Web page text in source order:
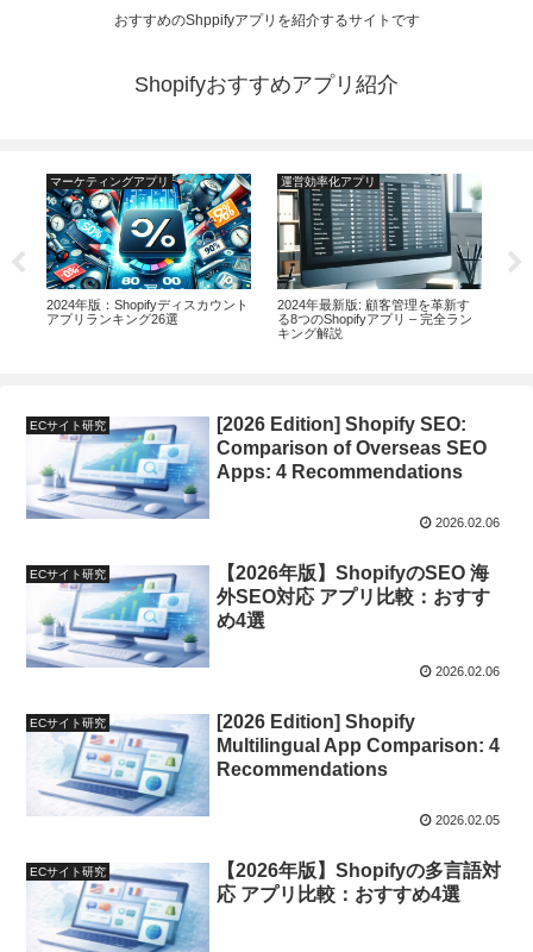
おすすめのShppifyアプリを紹介するサイトです
Shopifyおすすめアプリ紹介
マーケティングアプリ
2024年版：Shopifyディスカウント
アプリランキング26選
運営効率化アプリ
2024年最新版: 顧客管理を革新す
る8つのShopifyアプリ – 完全ラン
キング解説
ECサイト研究
[2026 Edition] Shopify SEO:
Comparison of Overseas SEO
Apps: 4 Recommendations
2026.02.06
ECサイト研究
【2026年版】ShopifyのSEO 海
外SEO対応 アプリ比較：おすす
め4選
2026.02.06
ECサイト研究
[2026 Edition] Shopify
Multilingual App Comparison: 4
Recommendations
2026.02.05
ECサイト研究
【2026年版】Shopifyの多言語対
応 アプリ比較：おすすめ4選